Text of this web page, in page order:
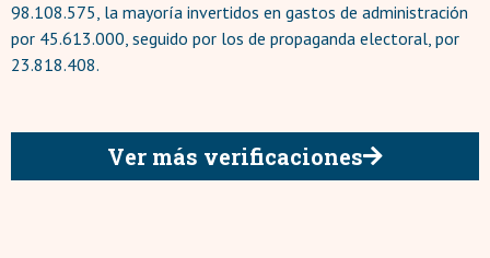
98.108.575, la mayoría invertidos en gastos de administración
por 45.613.000, seguido por los de propaganda electoral, por
23.818.408.
Ver más verificaciones